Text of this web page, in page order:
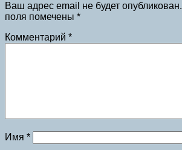
Ваш адрес email не будет опубликован.
поля помечены *
Комментарий *
Имя *